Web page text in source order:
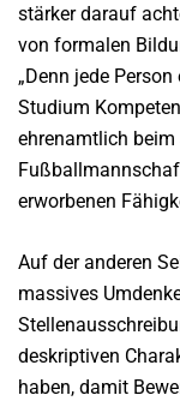
stärker darauf
von formalen
„Denn jede
Studium
ehrenamtlich
erworbenen
Auf der anderen
massives
deskriptiven
haben, damit